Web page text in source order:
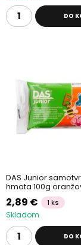
DO
DAS Junior
hmota 100g
2,89 € 1 ks
Skladom
DO